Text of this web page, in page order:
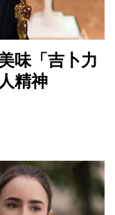
味「吉卜力
精神